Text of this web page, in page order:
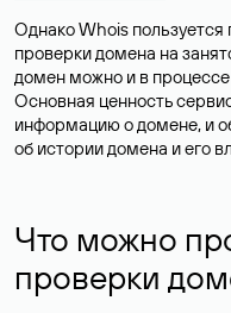
Однако Whois пользуется
проверки домена на
домен можно и в
Основная ценность
информацию о домене, и
об истории домена и его
Что можно
проверки